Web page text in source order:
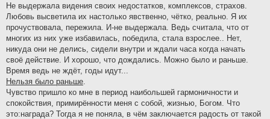
Не выдержала видения своих недостатков, комплексов, страхов.
Любовь высветила их настолько явственно, чётко, реально. Я их
прочуствовала, пережила. И-не выдержала. Ведь считала, что от
многих из них уже избавилась, победила, стала взрослее.. Нет,
никуда они не делись, сидели внутри и ждали часа когда начать
своё действие. И хорошо, что дождались. Можно было и раньше.
Время ведь не ждёт, годы идут...
Нельзя было раньше
Чувство пришло ко мне в период наибольшей гармоничности и
спокойствия, примирённости меня с собой, жизнью, Богом. Что
это:награда? Тогда я не поняла, в чём заключается радость от такой